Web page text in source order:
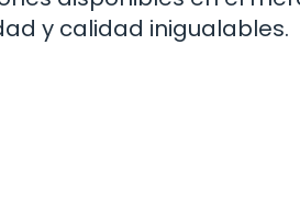
y calidad inigualables.